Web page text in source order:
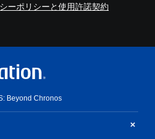
ーポリシーと使用許諾契約
Beyond Chronos